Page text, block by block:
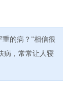
的病？”相信很
病，常常让人寝